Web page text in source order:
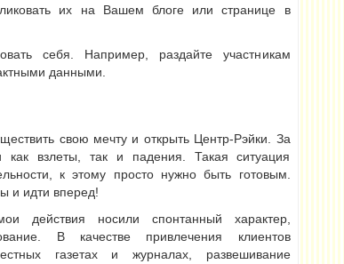
их на Вашем блоге или странице в
себя. Например, раздайте участникам
данными.
свою мечту и открыть Центр-Рэйки. За
как взлеты, так и падения. Такая ситуация
к этому просто нужно быть готовым.
и идти вперед!
действия носили спонтанный характер,
В качестве привлечения клиентов
газетах и журналах, развешивание